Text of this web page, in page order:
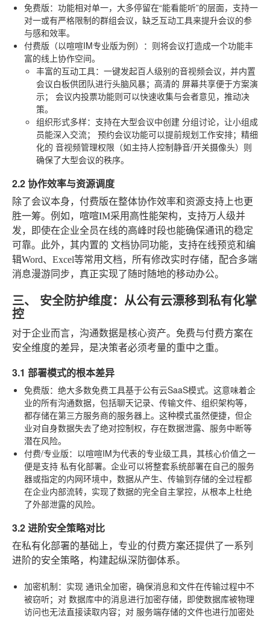
免费版：功能相对单一，大多停留在“能看能听”的层面，支持一
对一或有严格限制的群组会议，缺乏互动工具来提升会议的参
与感和效率。
付费版（以喧喧IM专业版为例） ：则将会议打造成一个功能丰
富的线上协作空间。
丰富的互动工具：一键发起百人级别的音视频会议，并内置
会议白板供团队进行头脑风暴；高清的 屏幕共享便于方案演
示； 会议内投票功能则可以快速收集与会者意见，推动决
策。
组织形式多样：支持在大型会议中创建 分组讨论，让小组成
员能深入交流； 预约会议功能可以提前规划工作安排；精细
化的 音视频管理权限 （如主持人控制静音/开关摄像头）则
确保了大型会议的秩序。
2.2 协作效率与资源调度
除了会议本身，付费版在整体协作效率和资源支持上也更
胜一筹。例如，喧喧IM采用高性能架构，支持万人级并
发，即使在企业全员在线的高峰时段也能确保通讯的稳定
可靠。此外，其内置的 文档协同功能，支持在线预览和编
辑Word、Excel等常用文档，所有修改实时存储，配合多端
消息漫游同步，真正实现了随时随地的移动办公。
三、 安全防护维度：从公有云漂移到私有化掌
控
对于企业而言，沟通数据是核心资产。免费与付费方案在
安全维度的差异，是决策者必须考量的重中之重。
3.1 部署模式的根本差异
免费版：绝大多数免费工具基于公有云SaaS模式。这意味着企
业的所有沟通数据，包括聊天记录、传输文件、组织架构等，
都存储在第三方服务商的服务器上。这种模式虽然便捷，但企
业对自身数据失去了绝对控制权，存在数据泄露、服务中断等
潜在风险。
付费/专业版：以喧喧IM为代表的专业级工具，其核心价值之一
便是支持 私有化部署。企业可以将整套系统部署在自己的服务
器或指定的内网环境中，数据从产生、传输到存储的全过程都
在企业内部流转，实现了数据的完全自主掌控，从根本上杜绝
了外部泄露的风险。
3.2 进阶安全策略对比
在私有化部署的基础上，专业的付费方案还提供了一系列
进阶的安全策略，构建起纵深防御体系。
加密机制：实现 通讯全加密，确保消息和文件在传输过程中不
被窃听；对 数据库中的消息进行加密存储，即使数据库被物理
访问也无法直接读取内容；对 服务端存储的文件也进行加密处